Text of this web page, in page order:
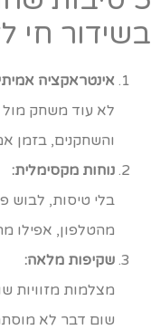
חי
אינטראקציה
לא עוד משחק
והשחקנים, בזמן
נוחות מקסימלית:
בלי טיסות, לבוש
מהטלפון, אפילו
שקיפות מלאה:
מצלמות מזוויות
שום דבר לא